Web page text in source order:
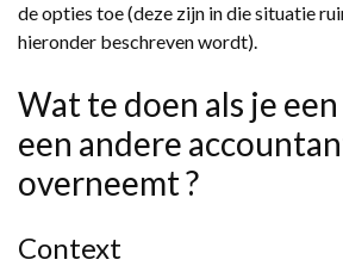
de opties toe (deze zijn in die situatie
hieronder beschreven wordt).
Wat te doen als je
een andere
overneemt ?
Context